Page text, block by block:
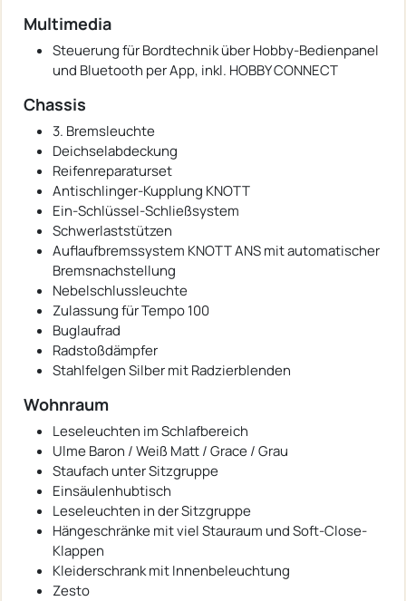
Multimedia
Steuerung für Bordtechnik über Hobby-Bedienpanel
und Bluetooth per App, inkl. HOBBY CONNECT
Chassis
3. Bremsleuchte
Deichselabdeckung
Reifenreparaturset
Antischlinger-Kupplung KNOTT
Ein-Schlüssel-Schließsystem
Schwerlaststützen
Auflaufbremssystem KNOTT ANS mit automatischer
Bremsnachstellung
Nebelschlussleuchte
Zulassung für Tempo 100
Buglaufrad
Radstoßdämpfer
Stahlfelgen Silber mit Radzierblenden
Wohnraum
Leseleuchten im Schlafbereich
Ulme Baron / Weiß Matt / Grace / Grau
Staufach unter Sitzgruppe
Einsäulenhubtisch
Leseleuchten in der Sitzgruppe
Hängeschränke mit viel Stauraum und Soft-Close-
Klappen
Kleiderschrank mit Innenbeleuchtung
Zesto